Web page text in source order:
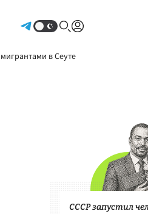
в Сеуте
СССР запустил